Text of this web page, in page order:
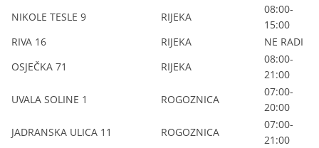
NIKOLE TESLE 9
RIJEKA
08:00-
15:00
RIVA 16
RIJEKA
NE RADI
OSJEČKA 71
RIJEKA
08:00-
21:00
UVALA SOLINE 1
ROGOZNICA
07:00-
20:00
JADRANSKA ULICA 11
ROGOZNICA
07:00-
21:00